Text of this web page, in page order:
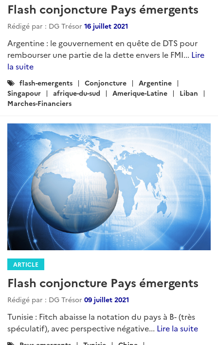
Flash conjoncture Pays émergents
Rédigé par : DG Trésor 16 juillet 2021
Argentine : le gouvernement en quête de DTS pour
rembourser une partie de la dette envers le FMI... Lire
la suite
Catégories
:
flash-emergents Conjoncture
Argentine
Singapour
afrique-du-sud Amerique-Latine
Liban
Marches-Financiers
ARTICLE
Flash conjoncture Pays émergents
Rédigé par : DG Trésor 09 juillet 2021
Tunisie : Fitch abaisse la notation du pays à B- (très
spéculatif), avec perspective négative... Lire la suite